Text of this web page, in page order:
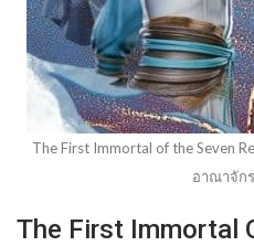
The First Immortal of the Seven
อาณาจัก
The First Immortal